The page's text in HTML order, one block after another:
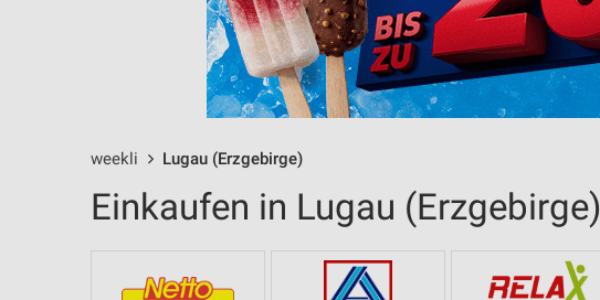
weekli Lugau (Erzgebirge)
Einkaufen in Lugau (Erzgebirge)